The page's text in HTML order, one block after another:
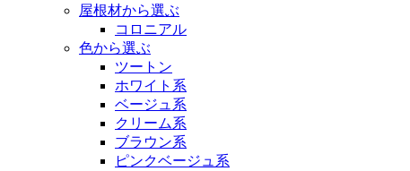
屋根材から選ぶ
コロニアル
色から選ぶ
ツートン
ホワイト系
ベージュ系
クリーム系
ブラウン系
ピンクベージュ系